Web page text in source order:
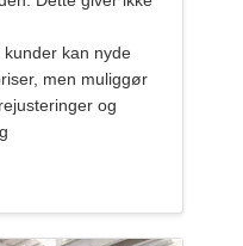
kan nyde
men muliggør
og